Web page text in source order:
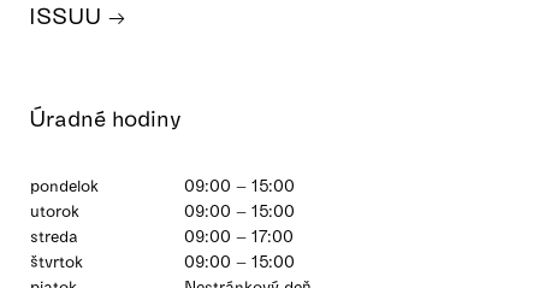
Úradné hodiny
pondelok
09:00 – 15:00
utorok
09:00 – 15:00
streda
09:00 – 17:00
štvrtok
09:00 – 15:00
ISSUU